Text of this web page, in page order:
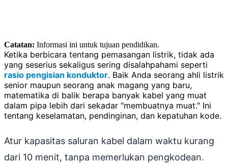
Catatan: Informasi ini untuk tujuan pendidikan.
Ketika berbicara tentang pemasangan listrik, tidak ada
yang seserius sekaligus sering disalahpahami seperti
rasio pengisian konduktor. Baik Anda seorang ahli listrik
senior maupun seorang anak magang yang baru,
matematika di balik berapa banyak kabel yang muat
dalam pipa lebih dari sekadar "membuatnya muat." Ini
tentang keselamatan, pendinginan, dan kepatuhan kode.
Atur kapasitas saluran kabel dalam waktu kurang
dari 10 menit, tanpa memerlukan pengkodean.